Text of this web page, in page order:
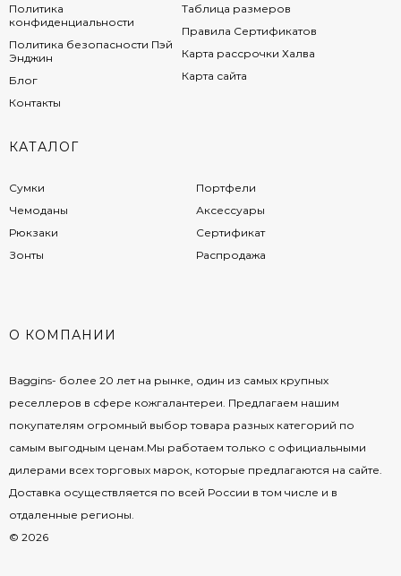
Политика
конфиденциальности
Политика безопасности Пэй
Энджин
Блог
Контакты
Таблица размеров
Правила Сертификатов
Карта рассрочки Халва
Карта сайта
КАТАЛОГ
Сумки
Чемоданы
Рюкзаки
Зонты
Портфели
Аксессуары
Сертификат
Распродажа
О КОМПАНИИ
Baggins- более 20 лет на рынке, один из самых крупных
реселлеров в сфере кожгалантереи. Предлагаем нашим
покупателям огромный выбор товара разных категорий по
самым выгодным ценам.Мы работаем только с официальными
дилерами всех торговых марок, которые предлагаются на сайте.
Доставка осуществляется по всей России в том числе и в
отдаленные регионы.
© 2026